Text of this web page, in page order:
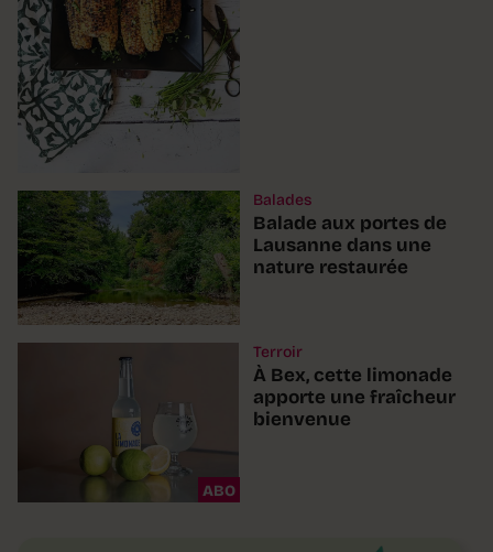
Balades
Balade aux portes de
Lausanne dans une
nature restaurée
ABO
Terroir
À Bex, cette limonade
apporte une fraîcheur
bienvenue